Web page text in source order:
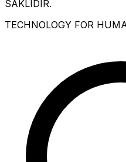
SAKLIDIR.
TECHNOLOGY FOR